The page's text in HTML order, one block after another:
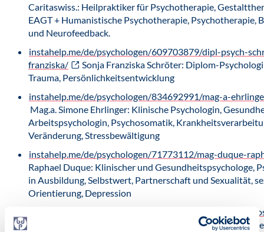
Caritaswiss.: Heilpraktiker für Psychotherapie,
EAGT + Humanistische Psychotherapie, Psychotherapie,
und Neurofeedback.
instahelp.me/de/psychologen/609703879/dipl-psych-
franziska/
Sonja Franziska Schröter: Diplom-
Trauma, Persönlichkeitsentwicklung
instahelp.me/de/psychologen/834692991/mag-a-
Mag.a. Simone Ehrlinger: Klinische Psychologin,
Arbeitspsychologin, Psychosomatik,
Veränderung, Stressbewältigung
instahelp.me/de/psychologen/71773112/mag-duque-
Raphael Duque: Klinischer und Gesundheitspsychologe,
in Ausbildung, Selbstwert, Partnerschaft und Sexualität,
Orientierung, Depression
instahelp.me/de/psychologen/758823950/mag-maier-
Mag. Christiane Maier-Plos: Ängste und Phobien,